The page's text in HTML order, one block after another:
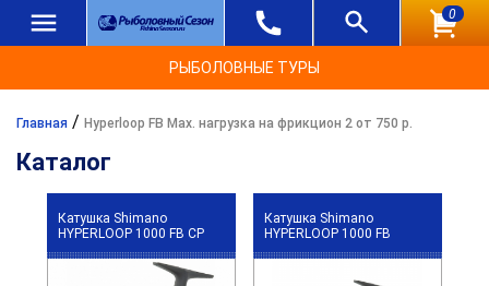
0
РЫБОЛОВНЫЕ ТУРЫ
Главная / Hyperloop FB Max. нагрузка на фрикцион 2 от 750 р.
Каталог
Катушка Shimano
HYPERLOOP 1000 FB CP
Катушка Shimano
HYPERLOOP 1000 FB